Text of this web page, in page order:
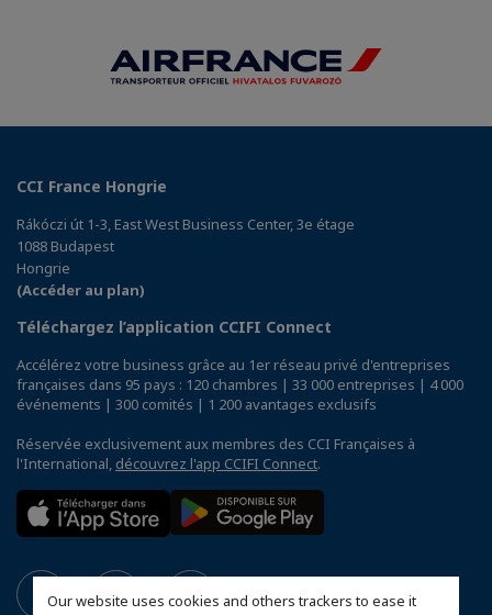
Our website uses cookies and others trackers to ease it
CCI France Hongrie
Rákóczi út 1-3, East West Business Center, 3e étage
1088 Budapest
Hongrie
(Accéder au plan)
Téléchargez l’application CCIFI Connect
Accélérez votre business grâce au 1er réseau privé d'entreprises
françaises dans 95 pays : 120 chambres | 33 000 entreprises | 4 000
événements | 300 comités | 1 200 avantages exclusifs
Réservée exclusivement aux membres des CCI Françaises à
l'International, découvrez l'app CCIFI Connect.